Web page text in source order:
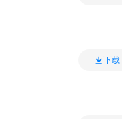
下载